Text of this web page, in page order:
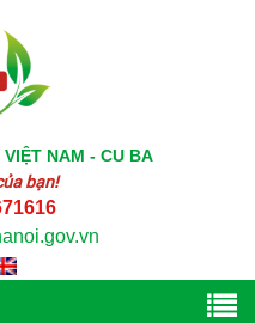
NAM - CU BA
bạn!